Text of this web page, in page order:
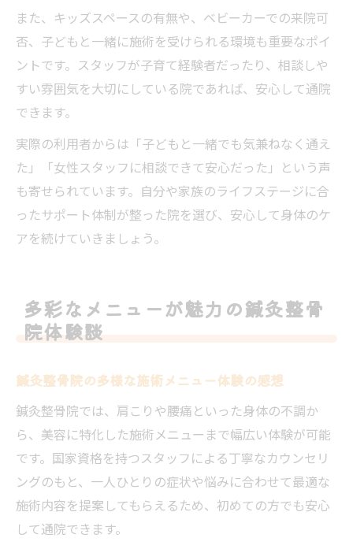
また、キッズスペースの有無や、ベビーカーでの来院可
否、子どもと一緒に施術を受けられる環境も重要なポイ
ントです。スタッフが子育て経験者だったり、相談しや
すい雰囲気を大切にしている院であれば、安心して通院
できます。
実際の利用者からは「子どもと一緒でも気兼ねなく通え
た」「女性スタッフに相談できて安心だった」という声
も寄せられています。自分や家族のライフステージに合
ったサポート体制が整った院を選び、安心して身体のケ
アを続けていきましょう。
多彩なメニューが魅力の鍼灸整骨
院体験談
鍼灸整骨院の多様な施術メニュー体験の感想
鍼灸整骨院では、肩こりや腰痛といった身体の不調か
ら、美容に特化した施術メニューまで幅広い体験が可能
です。国家資格を持つスタッフによる丁寧なカウンセリ
ングのもと、一人ひとりの症状や悩みに合わせて最適な
施術内容を提案してもらえるため、初めての方でも安心
して通院できます。